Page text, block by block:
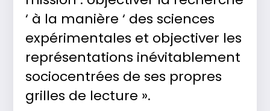
‘ à la manière ‘ des sciences
expérimentales et objectiver les
représentations inévitablement
sociocentrées de ses propres
grilles de lecture ».